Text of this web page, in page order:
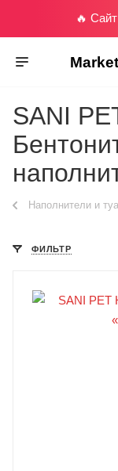
🔥
SANI
Наполнители и
ФИЛЬТР